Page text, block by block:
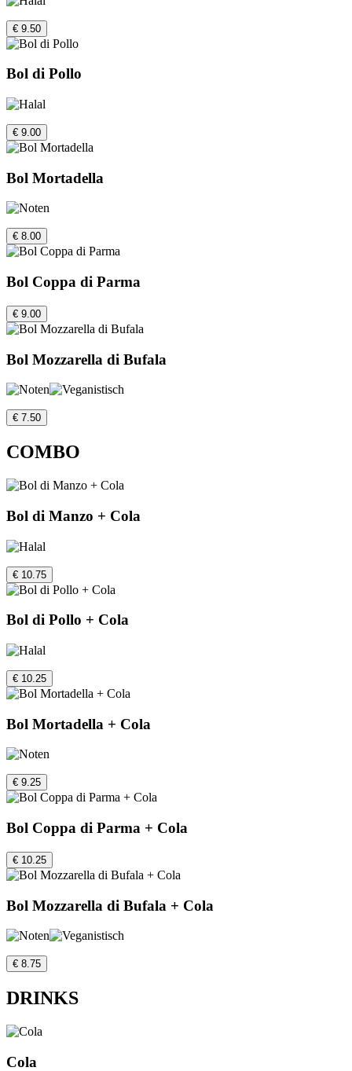
€ 9.50
Bol di Pollo
€ 9.00
Bol Mortadella
€ 8.00
Bol Coppa di Parma
€ 9.00
Bol Mozzarella di Bufala
€ 7.50
COMBO
Bol di Manzo + Cola
€ 10.75
Bol di Pollo + Cola
€ 10.25
Bol Mortadella + Cola
€ 9.25
Bol Coppa di Parma + Cola
€ 10.25
Bol Mozzarella di Bufala + Cola
€ 8.75
DRINKS
Cola